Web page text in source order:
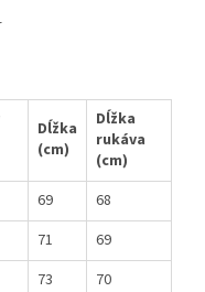
Dĺžka
(cm)
Dĺžka
rukáva
(cm)
69
68
71
69
73
70